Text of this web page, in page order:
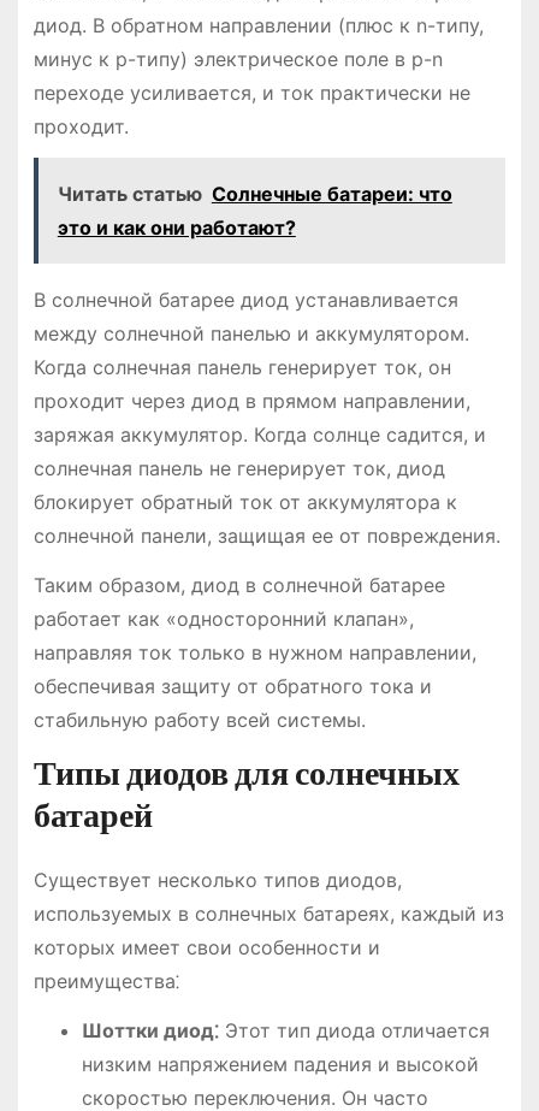
диод. В обратном направлении (плюс к n-типу,
минус к p-типу) электрическое поле в p-n
переходе усиливается, и ток практически не
проходит.
Читать статью Солнечные батареи: что
это и как они работают?
В солнечной батарее диод устанавливается
между солнечной панелью и аккумулятором.
Когда солнечная панель генерирует ток, он
проходит через диод в прямом направлении,
заряжая аккумулятор. Когда солнце садится, и
солнечная панель не генерирует ток, диод
блокирует обратный ток от аккумулятора к
солнечной панели, защищая ее от повреждения.
Таким образом, диод в солнечной батарее
работает как «односторонний клапан»,
направляя ток только в нужном направлении,
обеспечивая защиту от обратного тока и
стабильную работу всей системы.
Типы диодов для солнечных
батарей
Существует несколько типов диодов,
используемых в солнечных батареях, каждый из
которых имеет свои особенности и
преимущества⁚
Шоттки диод⁚Этот тип диода отличается
низким напряжением падения и высокой
скоростью переключения. Он часто